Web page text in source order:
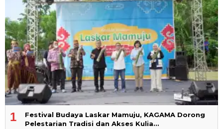
1
Festival Budaya Laskar Mamuju, KAGAMA Dorong
Pelestarian Tradisi dan Akses Kulia…